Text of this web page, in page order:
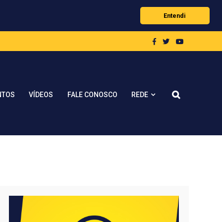
Entendi
VÍDEOS FALE CONOSCO REDE